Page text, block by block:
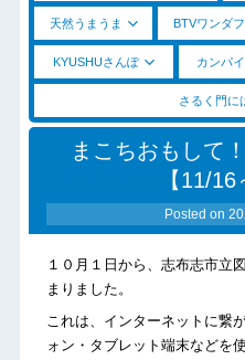
天然うまうま BTVワンダ
KYUSHUさんぽ カンパ
さるく門に
まこちおもして
【11/16
Posted on
１０月１日から、志布志市立
まりました。
これは、インターネットに繋
ォン・タブレット端末などを